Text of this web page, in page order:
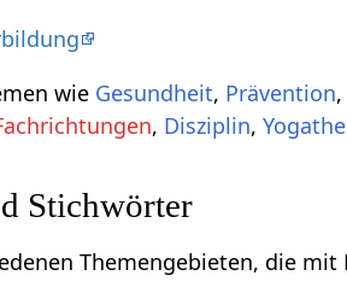
wie Gesundheit, Prävention,
, Disziplin,
Stichwörter
Themengebieten, die